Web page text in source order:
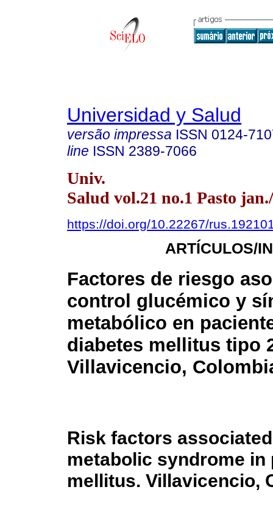
Universidad y Salud
versão impressa ISSN 0124-
line ISSN 2389-7066
Univ.
Salud vol.21 no.1 Pasto
https://doi.org/10.22267/
ARTÍCULOS/
Factores de riesgo
control glucémico y
metabólico en
diabetes mellitus tipo
Villavicencio,
Risk factors
metabolic syndrome
mellitus. Villavicencio,